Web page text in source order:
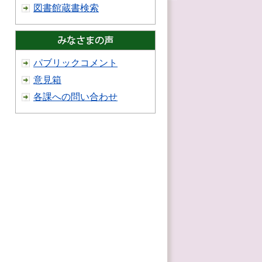
図書館蔵書検索
パブリックコメント
意見箱
各課への問い合わせ